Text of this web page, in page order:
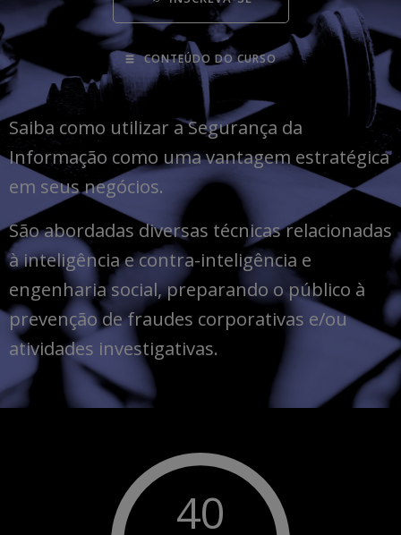
CONTEÚDO DO CURSO
Saiba como utilizar a Segurança da
Informação como uma vantagem estratégica
em seus negócios.
São abordadas diversas técnicas relacionadas
à inteligência e contra-inteligência e
engenharia social, preparando o público à
prevenção de fraudes corporativas e/ou
atividades investigativas.
40